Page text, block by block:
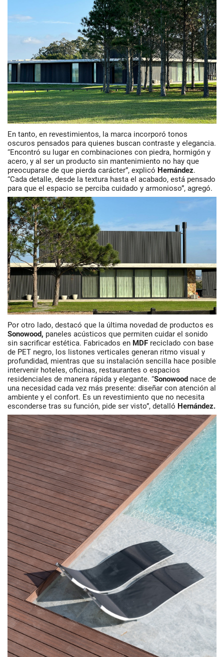
En tanto, en revestimientos, la marca incorporó tonos
oscuros pensados para quienes buscan contraste y elegancia.
“Encontró su lugar en combinaciones con piedra, hormigón y
acero, y al ser un producto sin mantenimiento no hay que
preocuparse de que pierda carácter”, explicó Hernández.
“Cada detalle, desde la textura hasta el acabado, está pensado
para que el espacio se perciba cuidado y armonioso”, agregó.
Por otro lado, destacó que la última novedad de productos es
Sonowood, paneles acústicos que permiten cuidar el sonido
sin sacrificar estética. Fabricados en MDF reciclado con base
de PET negro, los listones verticales generan ritmo visual y
profundidad, mientras que su instalación sencilla hace posible
intervenir hoteles, oficinas, restaurantes o espacios
residenciales de manera rápida y elegante. “Sonowood nace de
una necesidad cada vez más presente: diseñar con atención al
ambiente y el confort. Es un revestimiento que no necesita
esconderse tras su función, pide ser visto”, detalló Hernández.